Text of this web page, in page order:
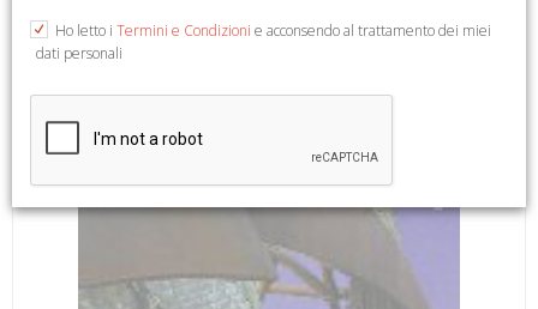
Ho letto i Termini e Condizioni e acconsendo al trattamento dei miei
dati personali